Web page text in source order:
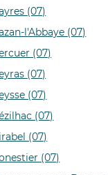
(07)
l'Abbaye (07)
(07)
(07)
(07)
(07)
(07)
(07)